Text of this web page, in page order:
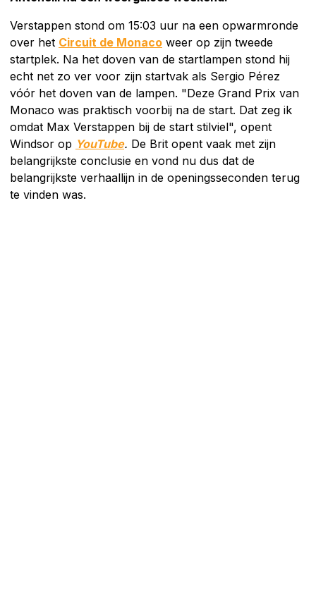
Verstappen stond om 15:03 uur na een opwarmronde
over het Circuit de Monaco weer op zijn tweede
startplek. Na het doven van de startlampen stond hij
echt net zo ver voor zijn startvak als Sergio Pérez
vóór het doven van de lampen. "Deze Grand Prix van
Monaco was praktisch voorbij na de start. Dat zeg ik
omdat Max Verstappen bij de start stilviel", opent
Windsor op YouTube. De Brit opent vaak met zijn
belangrijkste conclusie en vond nu dus dat de
belangrijkste verhaallijn in de openingsseconden terug
te vinden was.